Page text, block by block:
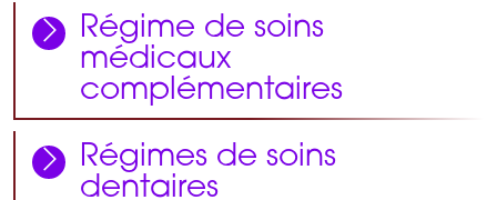
Régime de soins
médicaux
complémentaires
Régimes de soins
dentaires